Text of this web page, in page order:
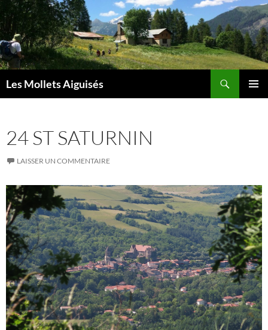
Aller
au
contenu
Les Mollets Aiguisés
24 ST SATURNIN
LAISSER UN COMMENTAIRE